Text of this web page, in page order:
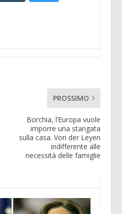
PROSSIMO
Borchia, l’Europa vuole
imporre una stangata
sulla casa. Von der Leyen
indifferente alle
necessità delle famiglie